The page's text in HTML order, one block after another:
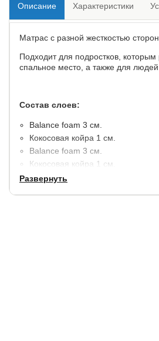
Описание Характеристики
Матрас с разной жесткостью сторон.
Подходит для подростков,
спальное место, а также для
Состав слоев:
​Balance foam 3 см.
Кокосовая койра 1 см.
Balance foam 3 см.
Кокосовая койра 1 см.
Balance foam 3 см.
Развернуть